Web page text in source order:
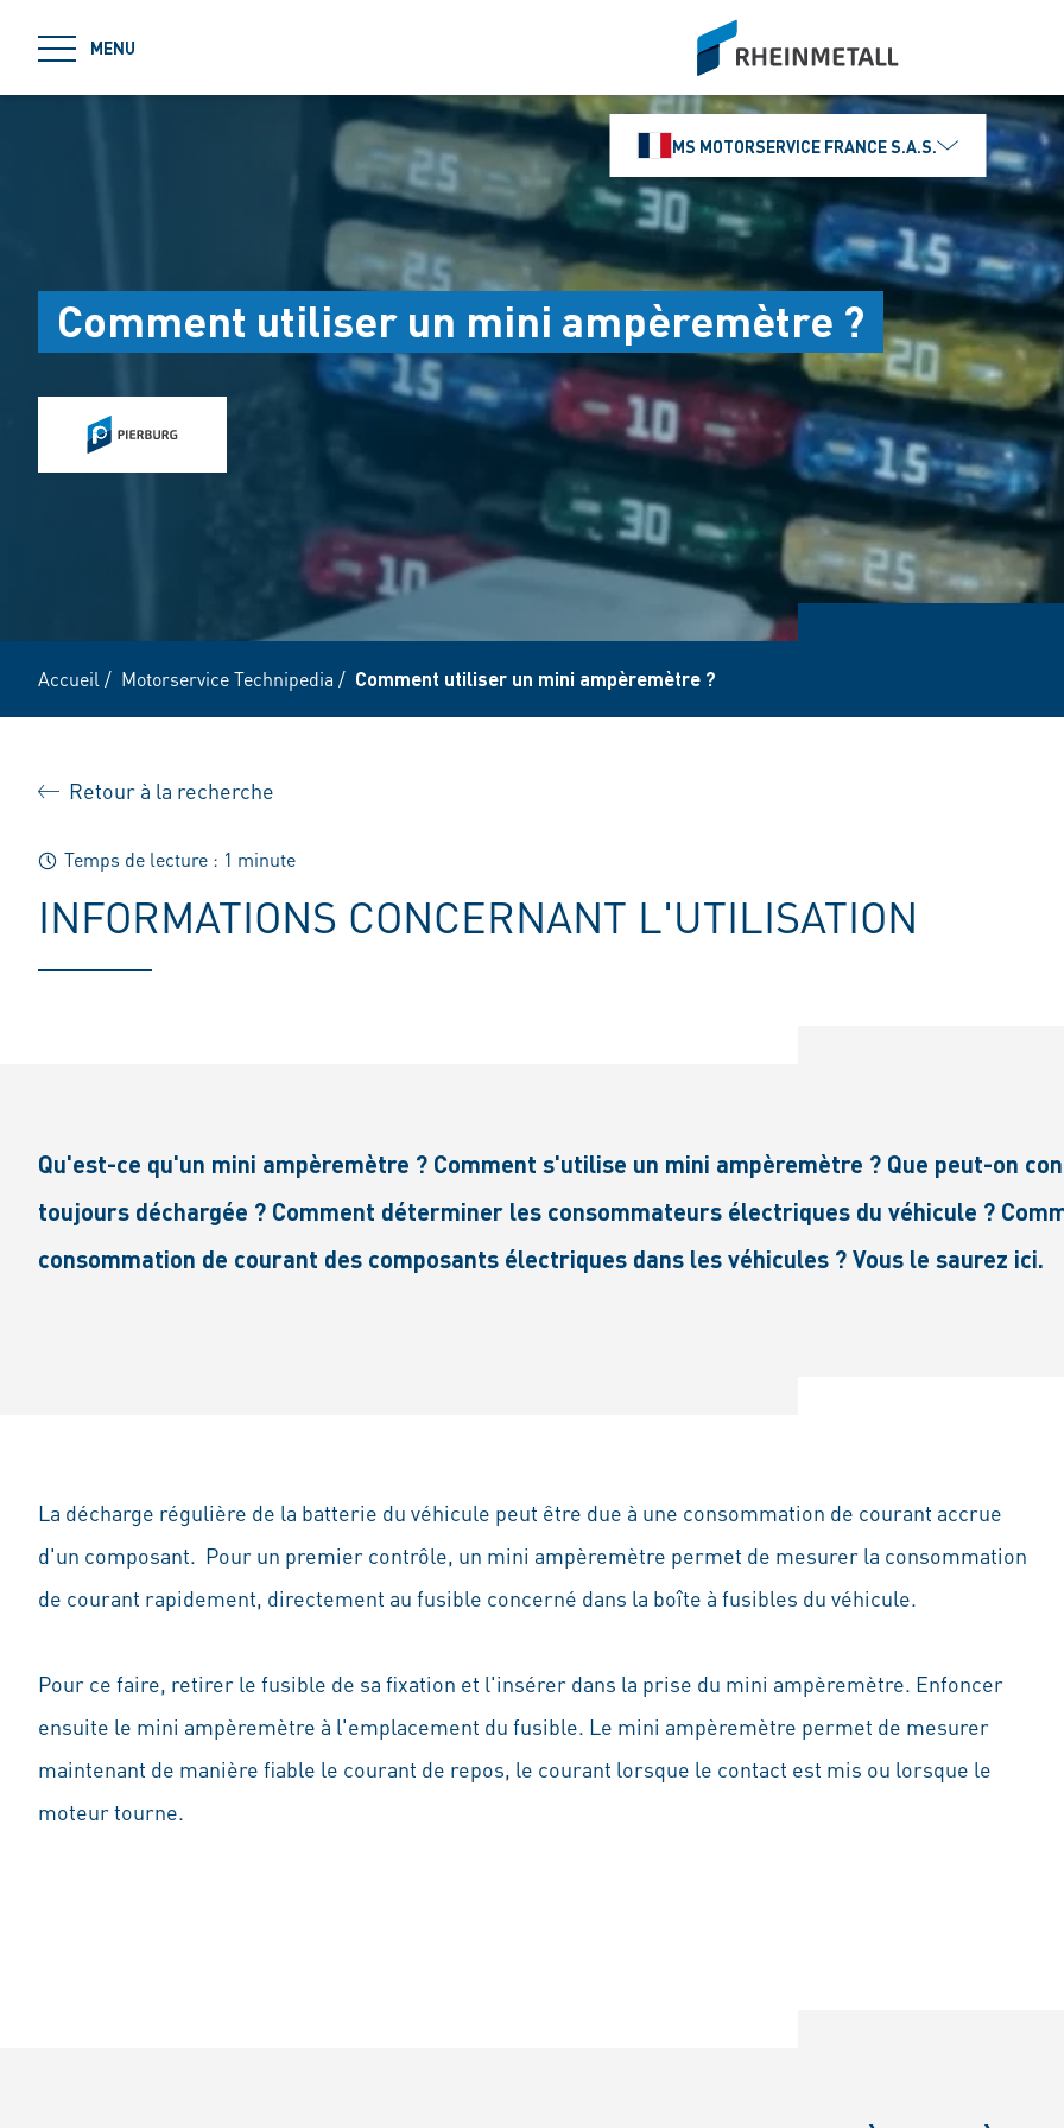
MENU
siteLogo
MS MOTORSERVICE FRANCE S.A.S.
Comment utiliser un mini ampèremètre ?
Accueil / Motorservice Technipedia / Comment utiliser un mini ampèremètre ?
Retour à la recherche
Temps de lecture : 1 minute
INFORMATIONS CONCERNANT L'UTILISATION
Qu'est-ce qu'un mini ampèremètre ? Comment s'utilise un mini ampèremètre ? Que peut-on
toujours déchargée ? Comment déterminer les consommateurs électriques du véhicule ?
consommation de courant des composants électriques dans les véhicules ? Vous le saurez ici.
La décharge régulière de la batterie du véhicule peut être due à une consommation de courant accrue
d'un composant. Pour un premier contrôle, un mini ampèremètre permet de mesurer la consommation
de courant rapidement, directement au fusible concerné dans la boîte à fusibles du véhicule.
Pour ce faire, retirer le fusible de sa fixation et l'insérer dans la prise du mini ampèremètre. Enfoncer
ensuite le mini ampèremètre à l'emplacement du fusible. Le mini ampèremètre permet de mesurer
maintenant de manière fiable le courant de repos, le courant lorsque le contact est mis ou lorsque le
moteur tourne.